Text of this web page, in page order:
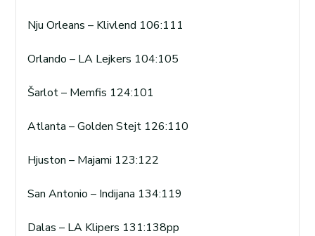
Nju Orleans – Klivlend 106:111
Orlando – LA Lejkers 104:105
Šarlot – Memfis 124:101
Atlanta – Golden Stejt 126:110
Hjuston – Majami 123:122
San Antonio – Indijana 134:119
Dalas – LA Klipers 131:138pp